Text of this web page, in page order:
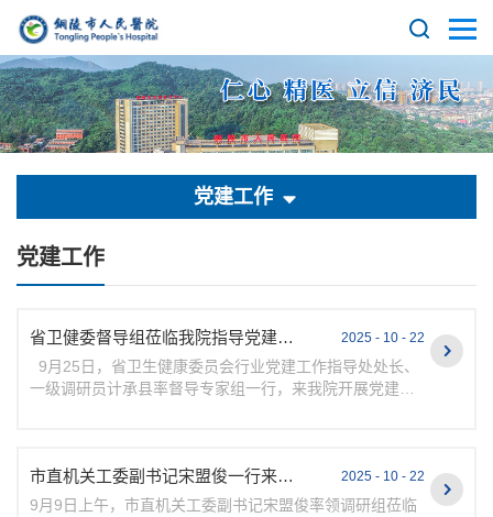
党建工作
党建工作
省卫健委督导组莅临我院指导党建工作 2025 - 10 - 22
9月25日，省卫生健康委员会行业党建工作指导处处长、
一级调研员计承县率督导专家组一行，来我院开展党建工
市直机关工委副书记宋盟俊一行来我院调研指导党建工作 2025 - 10 - 22
9月9日上午，市直机关工委副书记宋盟俊率领调研组莅临